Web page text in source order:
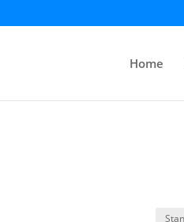
Home